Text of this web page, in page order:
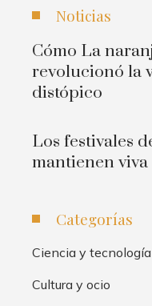
Noticias
Cómo La
revolucionó la
distópico
Los festivales
mantienen
Categorías
Ciencia y tecnología
Cultura y ocio